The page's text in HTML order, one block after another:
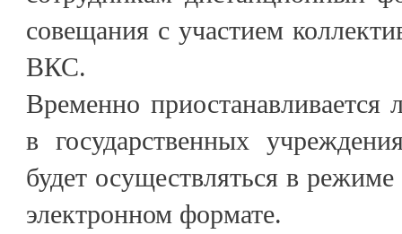
совещания с участием
ВКС.
Временно
в государственных
будет осуществляться в
электронном формате.